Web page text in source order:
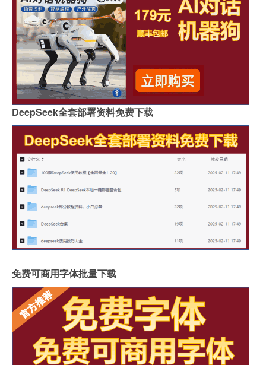
DeepSeek全套部署资料免费下载
免费可商用字体批量下载